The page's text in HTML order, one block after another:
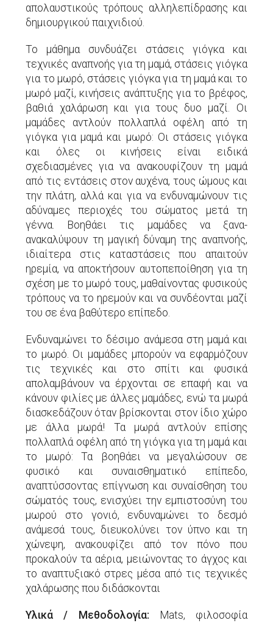
απολαυστικούς τρόπους αλληλεπίδρασης και
δημιουργικού παιχνιδιού.
Το μάθημα συνδυάζει στάσεις γιόγκα και
τεχνικές αναπνοής για τη μαμά, στάσεις γιόγκα
για το μωρό, στάσεις γιόγκα για τη μαμά και το
μωρό μαζί, κινήσεις ανάπτυξης για το βρέφος,
βαθιά χαλάρωση και για τους δυο μαζί. Οι
μαμάδες αντλούν πολλαπλά οφέλη από τη
γιόγκα για μαμά και μωρό: Οι στάσεις γιόγκα
και όλες οι κινήσεις είναι ειδικά
σχεδιασμένες για να ανακουφίζουν τη μαμά
από τις εντάσεις στον αυχένα, τους ώμους και
την πλάτη, αλλά και για να ενδυναμώνουν τις
αδύναμες περιοχές του σώματος μετά τη
γέννα. Βοηθάει τις μαμάδες να ξανα-
ανακαλύψουν τη μαγική δύναμη της αναπνοής,
ιδιαίτερα στις καταστάσεις που απαιτούν
ηρεμία, να αποκτήσουν αυτοπεποίθηση για τη
σχέση με το μωρό τους, μαθαίνοντας φυσικούς
τρόπους να το ηρεμούν και να συνδέονται μαζί
του σε ένα βαθύτερο επίπεδο.
Ενδυναμώνει το δέσιμο ανάμεσα στη μαμά και
το μωρό. Οι μαμάδες μπορούν να εφαρμόζουν
τις τεχνικές και στο σπίτι και φυσικά
απολαμβάνουν να έρχονται σε επαφή και να
κάνουν φιλίες με άλλες μαμάδες, ενώ τα μωρά
διασκεδάζουν όταν βρίσκονται στον ίδιο χώρο
με άλλα μωρά! Τα μωρά αντλούν επίσης
πολλαπλά οφέλη από τη γιόγκα για τη μαμά και
το μωρό: Τα βοηθάει να μεγαλώσουν σε
φυσικό και συναισθηματικό επίπεδο,
αναπτύσσοντας επίγνωση και συναίσθηση του
σώματός τους, ενισχύει την εμπιστοσύνη του
μωρού στο γονιό, ενδυναμώνει το δεσμό
ανάμεσά τους, διευκολύνει τον ύπνο και τη
χώνεψη, ανακουφίζει από τον πόνο που
προκαλούν τα αέρια, μειώνοντας το άγχος και
το αναπτυξιακό στρες μέσα από τις τεχνικές
χαλάρωσης που διδάσκονται
Yλικά / Μεθοδολογία: Mats, φιλοσοφία